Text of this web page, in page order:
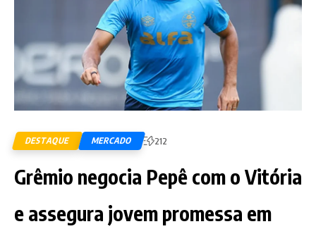
DESTAQUE MERCADO 212
Grêmio negocia Pepê com o Vitória
e assegura jovem promessa em